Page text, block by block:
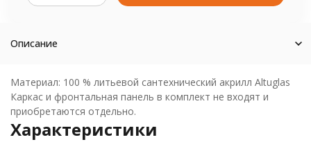
Описание
Материал: 100 % литьевой сантехнический акрилл Altuglas
Каркас и фронтальная панель в комплект не входят и
приобретаются отдельно.
Характеристики